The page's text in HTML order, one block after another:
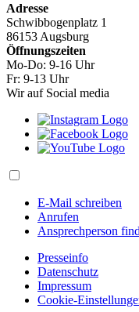
Adresse
Schwibbogenplatz 1
86153 Augsburg
Öffnungszeiten
Mo-Do: 9-16 Uhr
Fr: 9-13 Uhr
Wir auf Social media
E-Mail schreiben
Anrufen
Ansprechperson
Presseinfo
Datenschutz
Impressum
Cookie-